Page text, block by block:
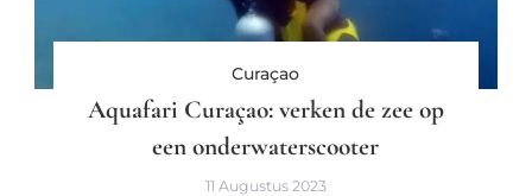
Curaçao
Aquafari Curaçao: verken de zee op
een onderwaterscooter
11 Augustus 2023